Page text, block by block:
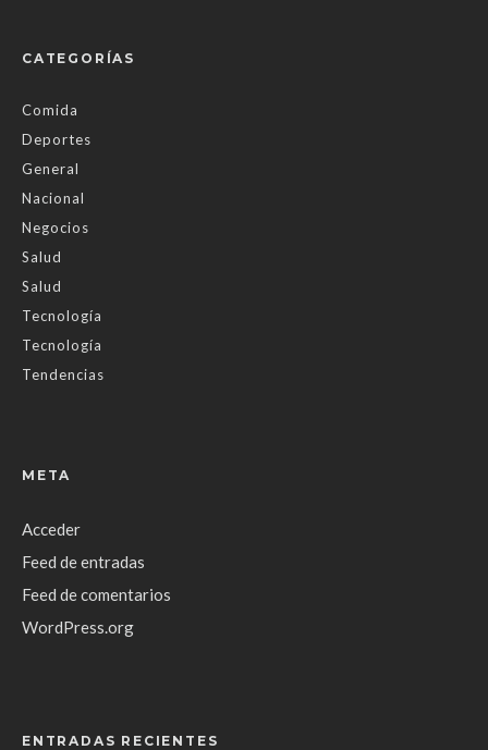
CATEGORÍAS
Comida
Deportes
General
Nacional
Negocios
Salud
Salud
Tecnología
Tecnología
Tendencias
META
Acceder
Feed de entradas
Feed de comentarios
WordPress.org
ENTRADAS RECIENTES